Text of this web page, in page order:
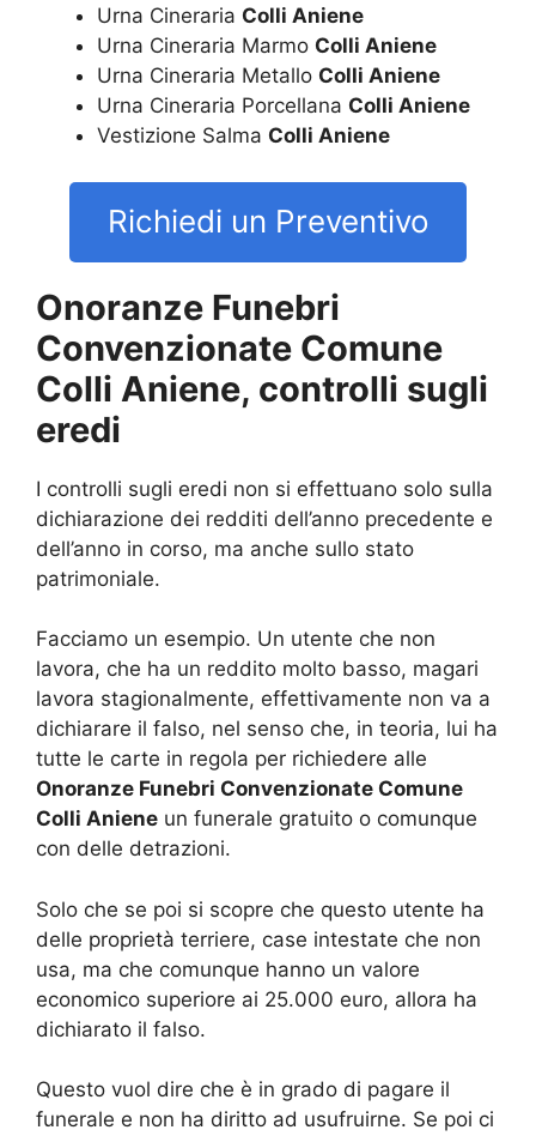
Urna Cineraria Colli Aniene
Urna Cineraria Marmo Colli Aniene
Urna Cineraria Metallo Colli Aniene
Urna Cineraria Porcellana Colli Aniene
Vestizione Salma Colli Aniene
Richiedi un Preventivo
Onoranze Funebri
Convenzionate Comune
Colli Aniene, controlli sugli
eredi
I controlli sugli eredi non si effettuano solo sulla
dichiarazione dei redditi dell’anno precedente e
dell’anno in corso, ma anche sullo stato
patrimoniale.
Facciamo un esempio. Un utente che non
lavora, che ha un reddito molto basso, magari
lavora stagionalmente, effettivamente non va a
dichiarare il falso, nel senso che, in teoria, lui ha
tutte le carte in regola per richiedere alle
Onoranze Funebri Convenzionate Comune
Colli Aniene un funerale gratuito o comunque
con delle detrazioni.
Solo che se poi si scopre che questo utente ha
delle proprietà terriere, case intestate che non
usa, ma che comunque hanno un valore
economico superiore ai 25.000 euro, allora ha
dichiarato il falso.
Questo vuol dire che è in grado di pagare il
funerale e non ha diritto ad usufruirne. Se poi ci